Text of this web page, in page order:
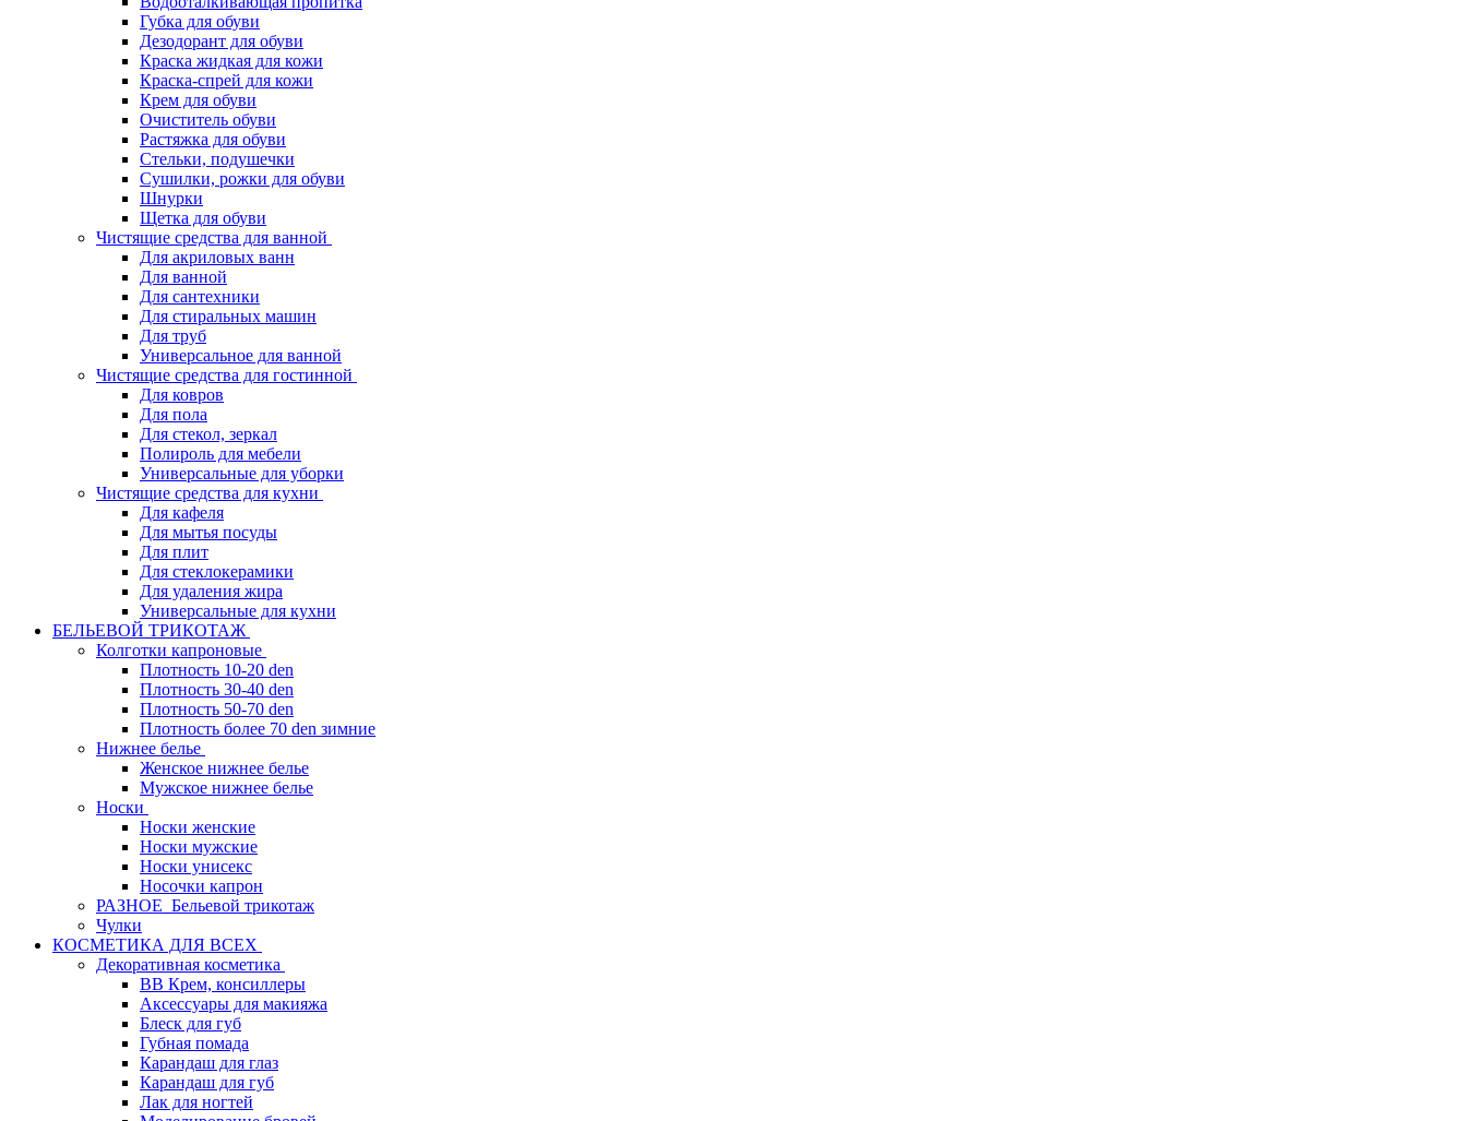
Губка для обуви
Дезодорант для обуви
Краска жидкая для кожи
Краска-спрей для кожи
Крем для обуви
Очиститель обуви
Растяжка для обуви
Стельки, подушечки
Сушилки, рожки для обуви
Шнурки
Щетка для обуви
Чистящие средства для ванной
Для акриловых ванн
Для ванной
Для сантехники
Для стиральных машин
Для труб
Универсальное для ванной
Чистящие средства для гостинной
Для ковров
Для пола
Для стекол, зеркал
Полироль для мебели
Универсальные для уборки
Чистящие средства для кухни
Для кафеля
Для мытья посуды
Для плит
Для стеклокерамики
Для удаления жира
Универсальные для кухни
БЕЛЬЕВОЙ ТРИКОТАЖ
Колготки капроновые
Плотность 10-20 den
Плотность 30-40 den
Плотность 50-70 den
Плотность более 70 den зимние
Нижнее белье
Женское нижнее белье
Мужское нижнее белье
Носки
Носки женские
Носки мужские
Носки унисекс
Носочки капрон
РАЗНОЕ_Бельевой трикотаж
Чулки
КОСМЕТИКА ДЛЯ ВСЕХ
Декоративная косметика
BB Крем, консиллеры
Аксессуары для макияжа
Блеск для губ
Губная помада
Карандаш для глаз
Карандаш для губ
Лак для ногтей